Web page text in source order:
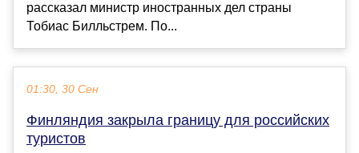
рассказал министр иностранных дел страны
Тобиас Билльстрем. По...
01:30, 30 Сен
Финляндия закрыла границу для российских
туристов